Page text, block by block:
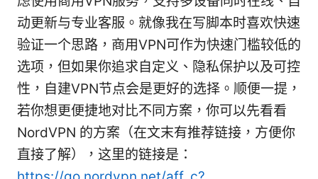
动更新与专业客服。就像我在写脚本时喜欢快速
验证一个思路，商用VPN可作为快速门槛较低的
选项，但如果你追求自定义、隐私保护以及可控
性，自建VPN节点会是更好的选择。顺便一提，
若你想更便捷地对比不同方案，你可以先看看
NordVPN 的方案（在文末有推荐链接，方便你
直接了解），这里的链接是：